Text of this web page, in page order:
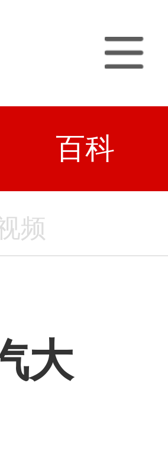
百科
频
大